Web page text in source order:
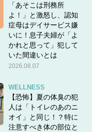
「あそこは刑務所
よ！」と激怒し、認知
症母はデイサービス嫌
いに！息子夫婦が「よ
かれと思って」犯して
いた間違いとは
2026.08.07
WELLNESS
【恐怖】夏の体臭の犯
人は「トイレのあのニ
オイ」と同じ！？特に
注意すべき体の部位と